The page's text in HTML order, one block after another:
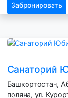
Забронировать
Санаторий
Башкортостан,
поляна, ул.